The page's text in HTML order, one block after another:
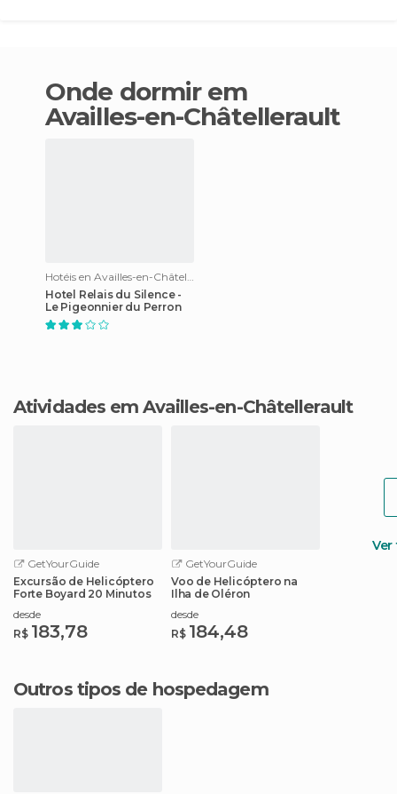
Onde dormir em
Availles-en-Châtellerault
Hotel Relais du Silence -
Le Pigeonnier du Perron
Atividades em Availles-en-Châtellerault
GetYourGuide
Excursão de Helicóptero
Forte Boyard 20 Minutos
desde
R$ 183,78
GetYourGuide
Voo de Helicóptero na
Ilha de Oléron
desde
R$ 184,48
Outros tipos de hospedagem